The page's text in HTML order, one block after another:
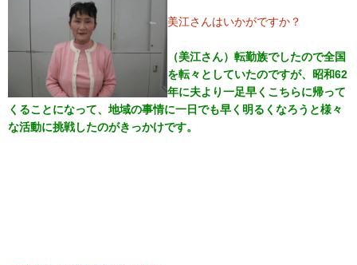
美江さんはいかがですか？
（美江さん）転勤族でしたので全国
を転々としていたのですが、昭和62
年に夫より一足早くこちらに帰って
くることになって、地域の事情に一日でも早く明るくなろうと様々
な活動に挑戦したのがきっかけです。